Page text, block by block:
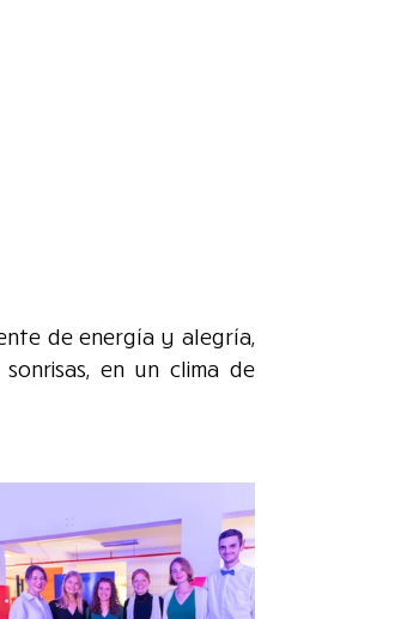
de energía y alegría,
en un clima de